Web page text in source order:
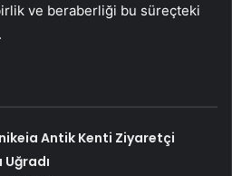
ve beraberliği bu süreçteki
Antik Kenti Ziyaretçi
Uğradı